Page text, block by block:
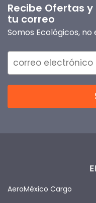
Recibe Ofertas
tu correo
Somos Ecológicos,
AeroMéxico Cargo